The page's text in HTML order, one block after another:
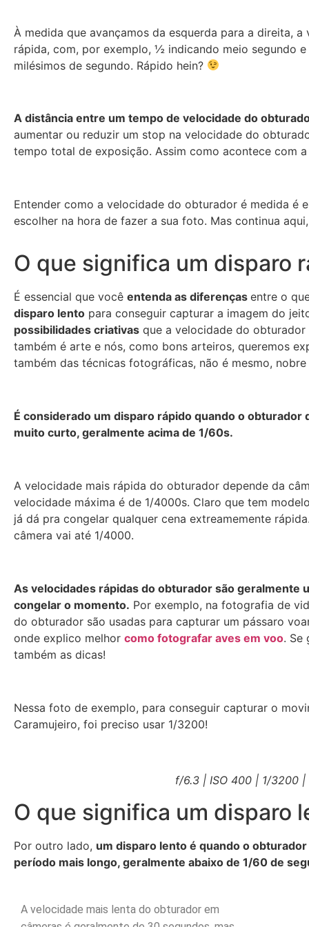
À medida que avançamos da esquerda para a direita,
rápida, com, por exemplo, ½ indicando meio segundo
milésimos de segundo. Rápido hein?
A distância entre um tempo de velocidade do
aumentar ou reduzir um stop na velocidade do
tempo total de exposição. Assim como acontece com
Entender como a velocidade do obturador é medida é
escolher na hora de fazer a sua foto. Mas continua
O que significa um disparo
É essencial que você entenda as diferenças entre o
disparo lento para conseguir capturar a imagem do
possibilidades criativas que a velocidade do
também é arte e nós, como bons arteiros, queremos
também das técnicas fotográficas, não é mesmo,
É considerado um disparo rápido quando o obturador
muito curto, geralmente acima de 1/60s.
A velocidade mais rápida do obturador depende da
velocidade máxima é de 1/4000s. Claro que tem
já dá pra congelar qualquer cena extreamemente
câmera vai até 1/4000.
As velocidades rápidas do obturador são geralmente
congelar o momento. Por exemplo, na fotografia de
do obturador são usadas para capturar um pássaro
onde explico melhor como fotografar aves em voo. Se
também as dicas!
Nessa foto de exemplo, para conseguir capturar o
Caramujeiro, foi preciso usar 1/3200!
f/6.3 | ISO 400 | 1/3200 |
O que significa um disparo
Por outro lado, um disparo lento é quando o
período mais longo, geralmente abaixo de 1/60 de
A velocidade mais lenta do obturador em